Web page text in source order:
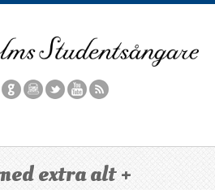
extra alt +